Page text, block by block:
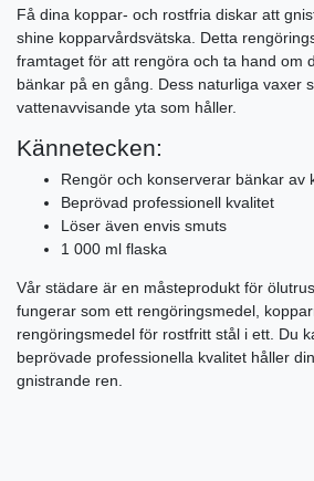
Få dina koppar- och rostfria diskar att
shine kopparvårdsvätska. Detta
framtaget för att rengöra och ta hand om
bänkar på en gång. Dess naturliga vaxer
vattenavvisande yta som håller.
Kännetecken:
Rengör och konserverar bänkar av
Beprövad professionell kvalitet
Löser även envis smuts
1 000 ml flaska
Vår städare är en måsteprodukt för
fungerar som ett rengöringsmedel,
rengöringsmedel för rostfritt stål i ett. Du
beprövade professionella kvalitet håller
gnistrande ren.